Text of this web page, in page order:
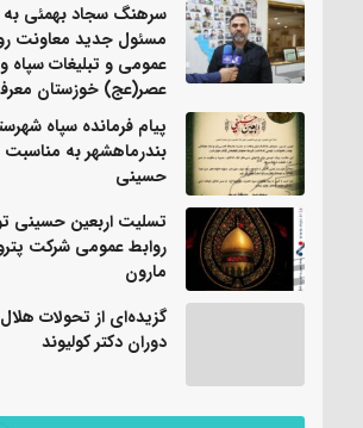
سرهنگ سجاد بهمئی به
مسئول جدید معاونت
عمومی و تبلیغات سپاه
عصر(عج) خوزستان
پیام فرمانده سپاه
بندرماهشهر به مناسبت
حسینی
تسلیت اربعین حسینی
روابط عمومی شرکت
مارون
گزیده‌ای از تحولات
دوران دکتر کولیوند